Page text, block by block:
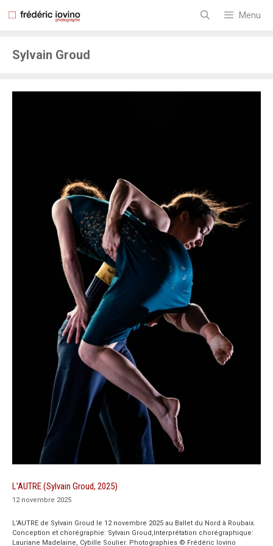
Menu
Sylvain Groud
L’AUTRE (Sylvain Groud, 2025)
12 novembre 2025
L’AUTRE de Sylvain Groud le 12 novembre 2025 au Ballet du Nord à Roubaix.
Conception et chorégraphie: Sylvain Groud,Interprétation chorégraphique:
Lauriane Madelaine, Cybille Soulier. Photographies © Frédéric Iovino